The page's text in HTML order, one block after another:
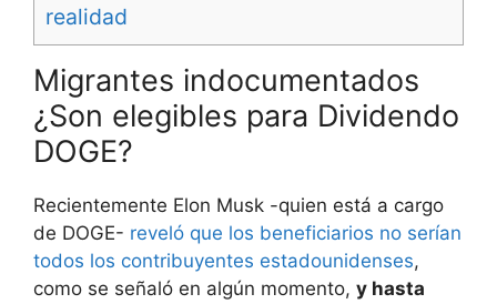
realidad
Migrantes indocumentados
¿Son elegibles para Dividendo
DOGE?
Recientemente Elon Musk -quien está a cargo
de DOGE- reveló que los beneficiarios no serían
todos los contribuyentes estadounidenses,
como se señaló en algún momento, y hasta